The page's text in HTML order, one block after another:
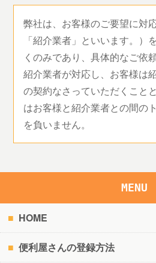
弊社は、お客様のご要望に対
「紹介業者」といいます。）
くのみであり、具体的なご依
紹介業者が対応し、お客様は
の契約なさっていただくこと
はお客様と紹介業者との間の
を負いません。
MENU
HOME
便利屋さんの登録方法